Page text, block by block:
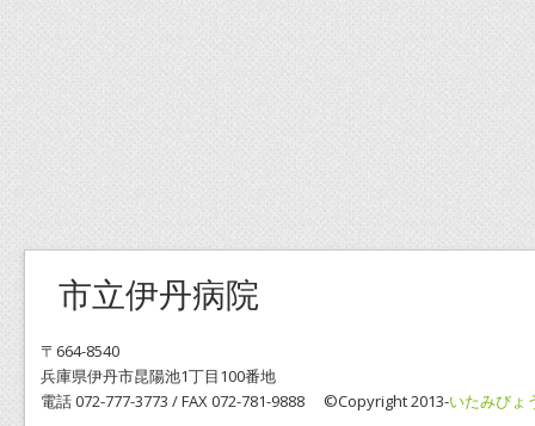
市立伊丹病院
〒664-8540
兵庫県伊丹市昆陽池1丁目100番地
電話 072-777-3773 / FAX 072-781-9888 ©Copyright 2013-いたみびょ